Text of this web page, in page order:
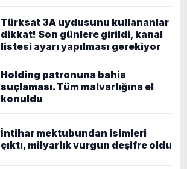
Türksat 3A uydusunu kullananlar
dikkat! Son günlere girildi, kanal
listesi ayarı yapılması gerekiyor
Holding patronuna bahis
suçlaması. Tüm malvarlığına el
konuldu
İntihar mektubundan isimleri
çıktı, milyarlık vurgun deşifre oldu